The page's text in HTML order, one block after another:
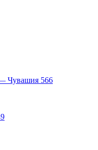
Чувашия 566